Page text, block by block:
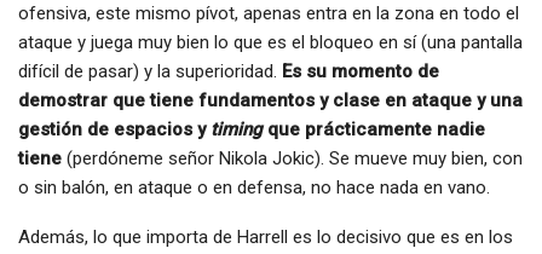
ofensiva, este mismo pívot, apenas entra en la zona en todo el
ataque y juega muy bien lo que es el bloqueo en sí (una pantalla
difícil de pasar) y la superioridad. Es su momento de
demostrar que tiene fundamentos y clase en ataque y una
gestión de espacios y timingque prácticamente nadie
tiene (perdóneme señor Nikola Jokic). Se mueve muy bien, con
o sin balón, en ataque o en defensa, no hace nada en vano.
Además, lo que importa de Harrell es lo decisivo que es en los